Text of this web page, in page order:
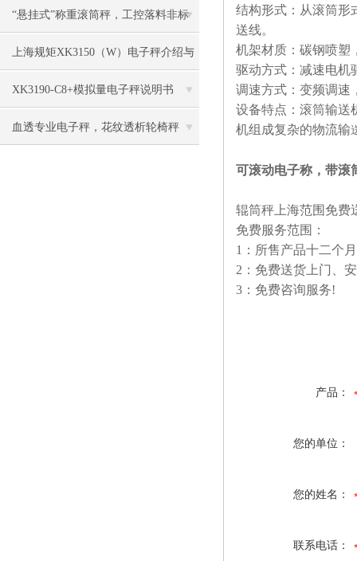
“悬挂式”称重滚筒秤，工控落料非标
电子称
上海规矩XK3150（W）电子秤介绍与
维修
XK3190-C8+模拟量电子秤说明书
血透专业电子秤，花纹透析轮椅秤
结构形式：从滚筒形
送线。
机架材质：碳钢喷塑
驱动方式：减速电机
调速方式：变频调速
设备特点：滚筒输送
机组成复杂的物流输
可滚动电子称，带滚
辊筒秤上海范围免费
免费服务范围：
1：所售产品十二个
2：免费送货上门、
3：免费咨询服务!
产品：
您的单位：
您的姓名：
联系电话：